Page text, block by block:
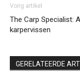
Vorig artikel
The Carp Specialist:
karpervissen
GERELATEERDE